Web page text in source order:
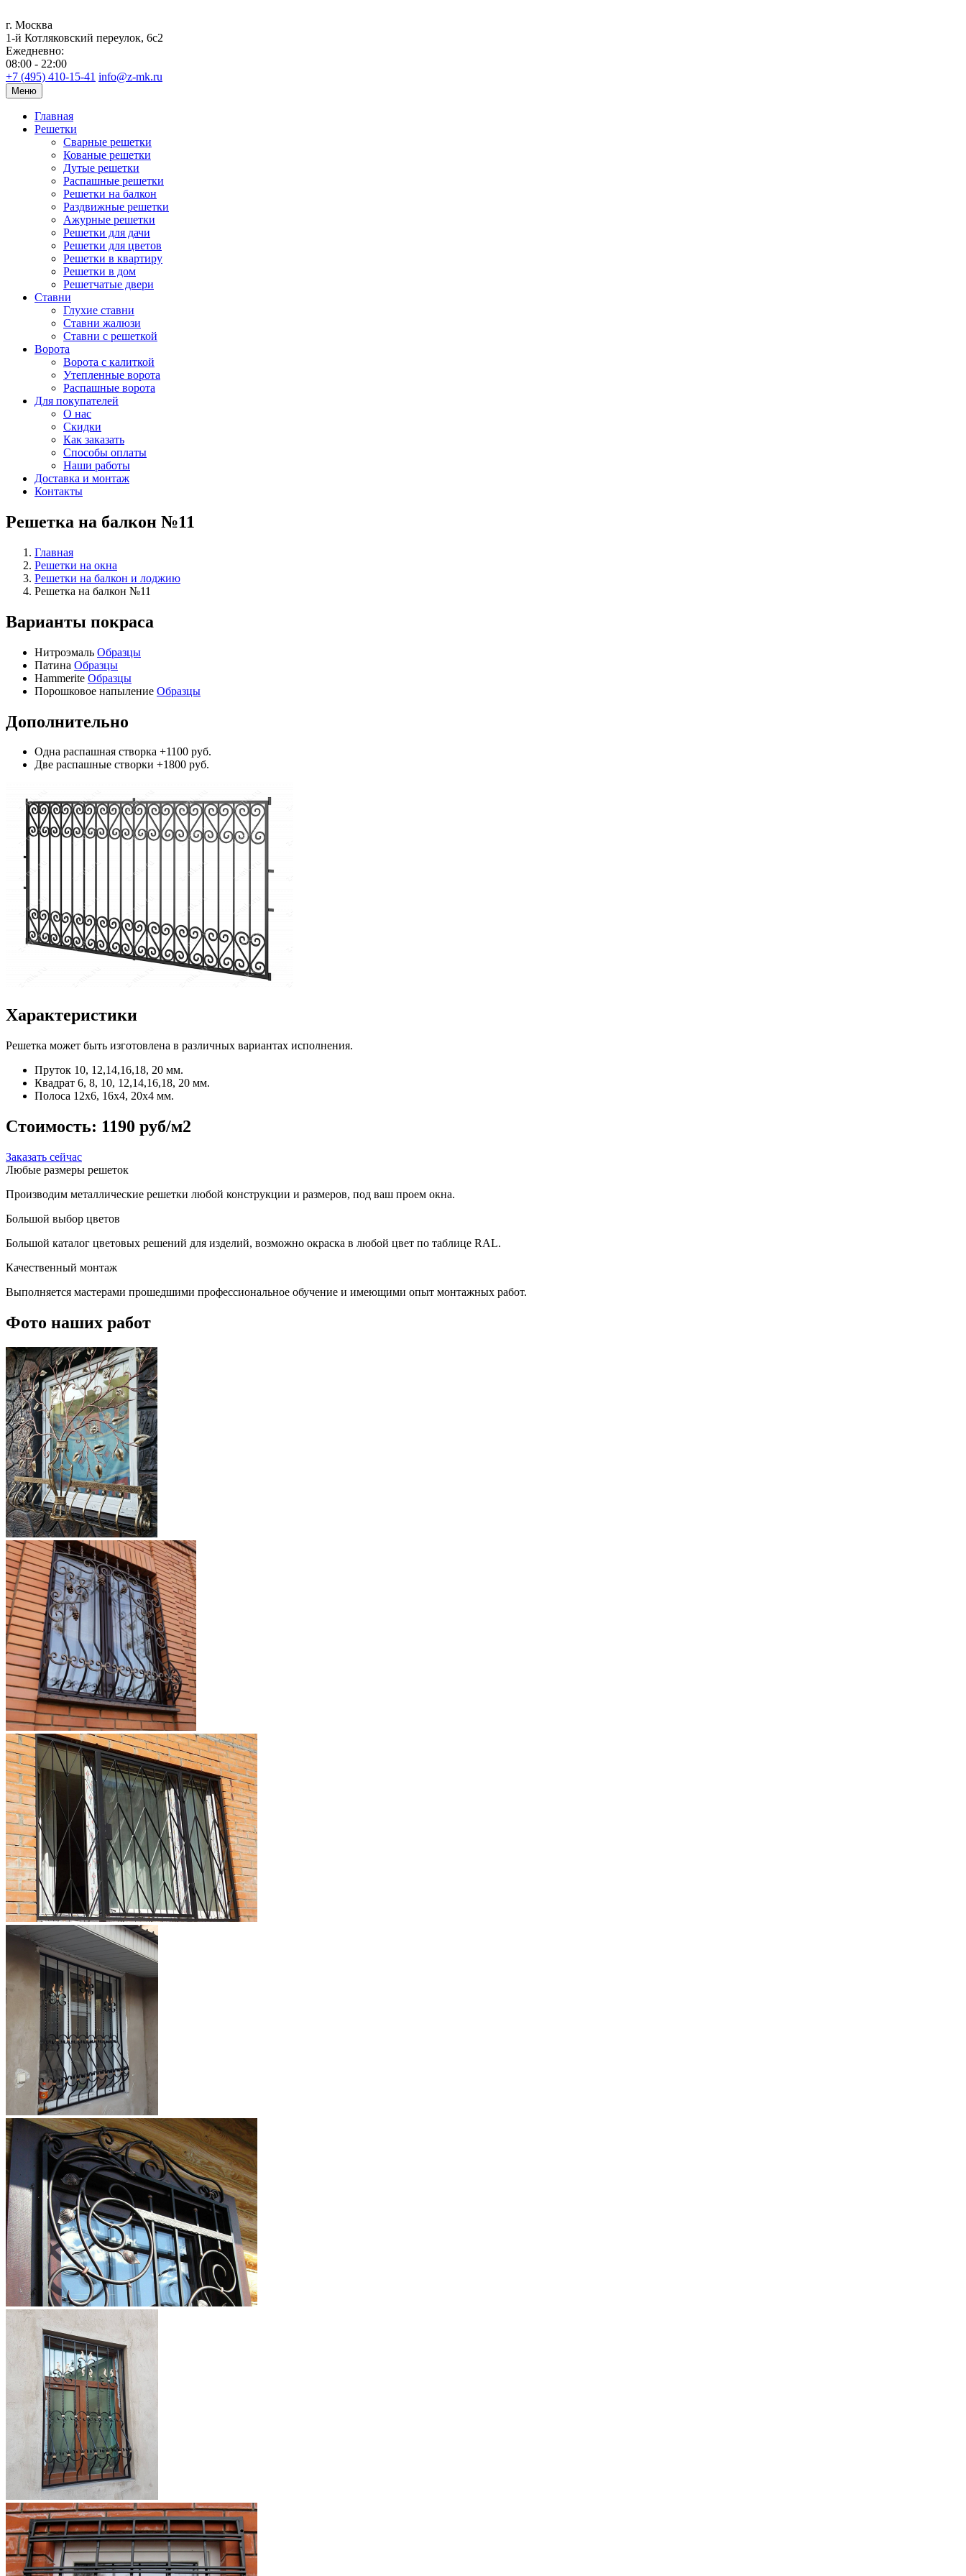
г. Москва
1-й Котляковский переулок, 6с2
Ежедневно:
08:00 - 22:00
+7 (495) 410-15-41 info@z-mk.ru
Меню
Главная
Решетки
Сварные решетки
Кованые решетки
Дутые решетки
Распашные решетки
Решетки на балкон
Раздвижные решетки
Ажурные решетки
Решетки для дачи
Решетки для цветов
Решетки в квартиру
Решетки в дом
Решетчатые двери
Ставни
Глухие ставни
Ставни жалюзи
Ставни с решеткой
Ворота
Ворота с калиткой
Утепленные ворота
Распашные ворота
Для покупателей
О нас
Скидки
Как заказать
Способы оплаты
Наши работы
Доставка и монтаж
Контакты
Решетка на балкон №11
Главная
Решетки на окна
Решетки на балкон и лоджию
Решетка на балкон №11
Варианты покраса
Нитроэмаль Образцы
Патина Образцы
Hammerite Образцы
Порошковое напыление Образцы
Дополнительно
Одна распашная створка +1100 руб.
Две распашные створки +1800 руб.
Характеристики
Решетка может быть изготовлена в различных вариантах исполнения.
Пруток 10, 12,14,16,18, 20 мм.
Квадрат 6, 8, 10, 12,14,16,18, 20 мм.
Полоса 12x6, 16x4, 20x4 мм.
Стоимость: 1190 руб/м2
Заказать сейчас
Любые размеры решеток
Производим металлические решетки любой конструкции и размеров, под ваш проем окна.
Большой выбор цветов
Большой каталог цветовых решений для изделий, возможно окраска в любой цвет по таблице RAL.
Качественный монтаж
Выполняется мастерами прошедшими профессиональное обучение и имеющими опыт монтажных работ.
Фото наших работ